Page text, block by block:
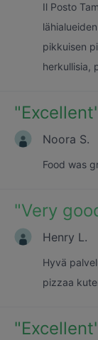
Il Posto
pikkuisen
herkullisia,
"Excellent
Noora S.
Food was
"Very
Henry L.
Hyvä
pizzaa
"Excellent